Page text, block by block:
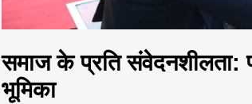
समाज के प्रति संवेदनशीलता:
भूमिका